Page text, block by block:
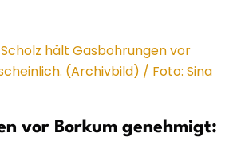
vor Borkum genehmigt: